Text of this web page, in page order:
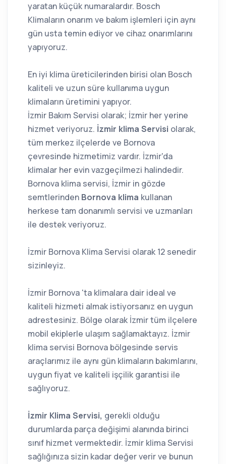
yaratan küçük numaralardır. Bosch
Klimaların onarım ve bakım işlemleri için aynı
gün usta temin ediyor ve cihaz onarımlarını
yapıyoruz.
En iyi klima üreticilerinden birisi olan Bosch
kaliteli ve uzun süre kullanıma uygun
klimaların üretimini yapıyor.
İzmir Bakım Servisi olarak; İzmir her yerine
hizmet veriyoruz. İzmir klima Servisi olarak,
tüm merkez ilçelerde ve Bornova
çevresinde hizmetimiz vardır. İzmir'da
klimalar her evin vazgeçilmezi halindedir.
Bornova klima servisi, İzmir in gözde
semtlerinden Bornova klima kullanan
herkese tam donanımlı servisi ve uzmanları
ile destek veriyoruz.
İzmir Bornova Klima Servisi olarak 12 senedir
sizinleyiz.
İzmir Bornova 'ta klimalara dair ideal ve
kaliteli hizmeti almak istiyorsanız en uygun
adrestesiniz. Bölge olarak İzmir tüm ilçelere
mobil ekiplerle ulaşım sağlamaktayız. İzmir
klima servisi Bornova bölgesinde servis
araçlarımız ile aynı gün klimaların bakımlarını,
uygun fiyat ve kaliteli işçilik garantisi ile
sağlıyoruz.
İzmir Klima Servisi, gerekli olduğu
durumlarda parça değişimi alanında birinci
sınıf hizmet vermektedir. İzmir klima Servisi
sağlığınıza sizin kadar değer verir ve bunun